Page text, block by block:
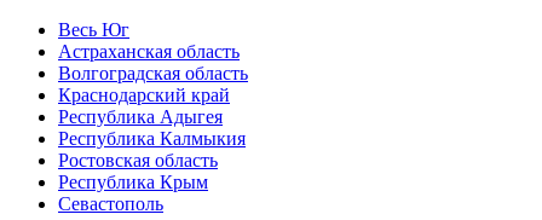
Весь Юг
Астраханская область
Волгоградская область
Краснодарский край
Республика Адыгея
Республика Калмыкия
Ростовская область
Республика Крым
Севастополь